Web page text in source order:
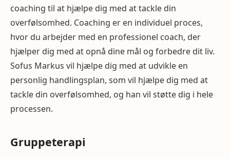
coaching til at hjælpe dig med at tackle din
overfølsomhed. Coaching er en individuel proces,
hvor du arbejder med en professionel coach, der
hjælper dig med at opnå dine mål og forbedre dit liv.
Sofus Markus vil hjælpe dig med at udvikle en
personlig handlingsplan, som vil hjælpe dig med at
tackle din overfølsomhed, og han vil støtte dig i hele
processen.
Gruppeterapi